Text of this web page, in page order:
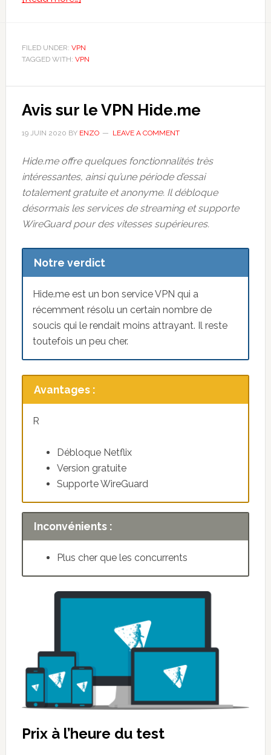
IPSec,
WireGuard,
IKEv2
2020)
FILED UNDER: VPN
TAGGED WITH: VPN
Avis sur le VPN Hide.me
19 JUIN 2020 BY ENZO LEAVE A COMMENT
Hide.me offre quelques fonctionnalités très
intéressantes, ainsi qu’une période d’essai
totalement gratuite et anonyme. Il débloque
désormais les services de streaming et supporte
WireGuard pour des vitesses supérieures.
Notre verdict
Hide.me est un bon service VPN qui a
récemment résolu un certain nombre de
soucis qui le rendait moins attrayant. Il reste
toutefois un peu cher.
Avantages :
R
Débloque Netflix
Version gratuite
Supporte WireGuard
Inconvénients :
Plus cher que les concurrents
Prix à l’heure du test